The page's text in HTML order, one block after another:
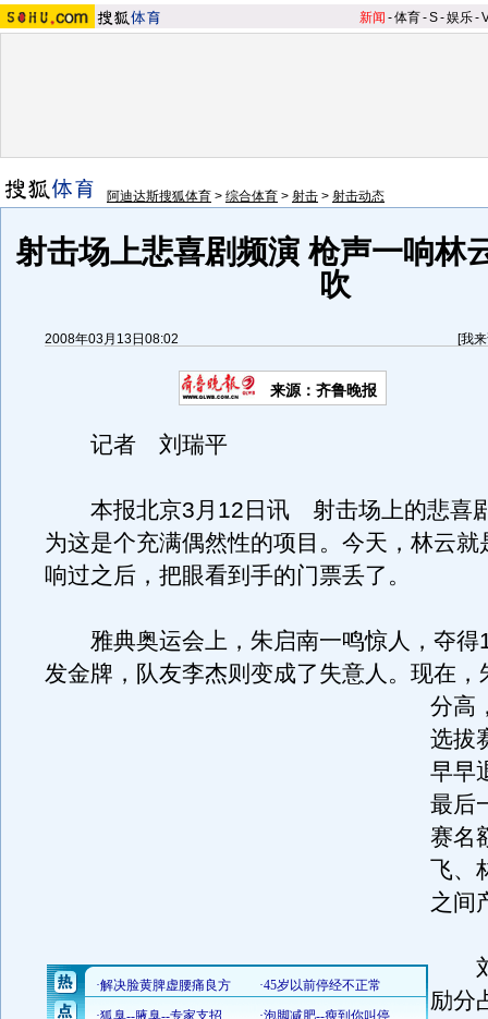
新闻 -体育-S-娱乐-
阿迪达斯搜狐体育 > 综合体育 > 射击 > 射击动态
射击场上悲喜剧频演 枪声一响林
吹
2008年03月13日08:02 [我
来源：齐鲁晚报
记者 刘瑞平
本报北京3月12日讯 射击场上的悲喜
为这是个充满偶然性的项目。今天，林云就
响过之后，把眼看到手的门票丢了。
雅典奥运会上，朱启南一鸣惊人，夺得
发金牌，队友李杰则变成了失意人。 现在，
分高
选拔
早早
最后
赛名
飞、
之间
刘
励分